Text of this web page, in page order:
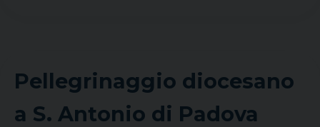
Pellegrinaggio diocesano
a S. Antonio di Padova